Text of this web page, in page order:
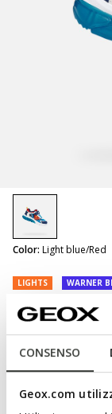
CONSENSO
Geox.com
LIGHTS WARNER
Ciberdron
Superman light up
Color: Light blue/Red
selected
NOT